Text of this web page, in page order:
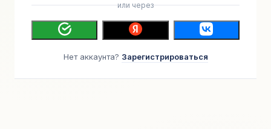
или через
Нет аккаунта? Зарегистрироваться